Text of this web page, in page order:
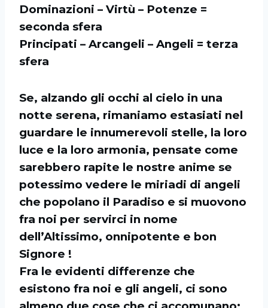
Dominazioni – Virtù – Potenze =
seconda sfera
Principati – Arcangeli – Angeli = terza
sfera
Se, alzando gli occhi al cielo in una
notte serena, rimaniamo estasiati nel
guardare le innumerevoli stelle, la loro
luce e la loro armonia, pensate come
sarebbero rapite le nostre anime se
potessimo vedere le miriadi di angeli
che popolano il Paradiso e si muovono
fra noi per servirci in nome
dell’Altissimo, onnipotente e bon
Signore !
Fra le evidenti differenze che
esistono fra noi e gli angeli, ci sono